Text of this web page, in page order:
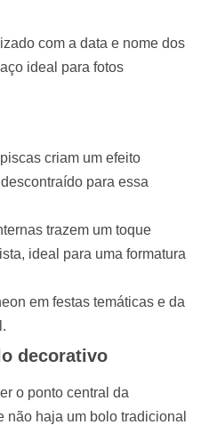
com a data e nome dos
ideal para fotos
criam um efeito
para essa
trazem um toque
ideal para uma formatura
em festas temáticas e da
decorativo
o ponto central da
não haja um bolo tradicional